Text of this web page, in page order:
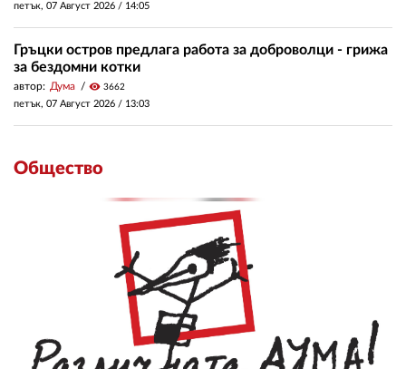
петък, 07 Август 2026 / 14:05
Гръцки остров предлага работа за доброволци - грижа
за бездомни котки
автор: Дума visibility 3662
петък, 07 Август 2026 / 13:03
Общество